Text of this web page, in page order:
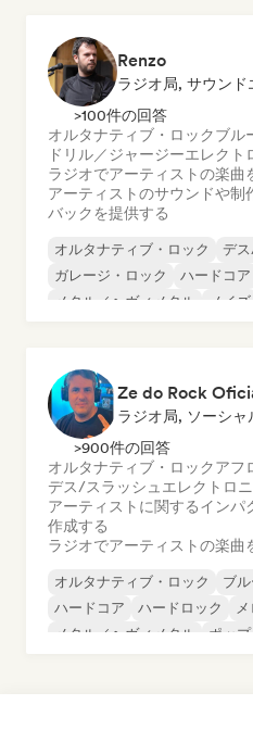
Renzo
ラジオ局, サウンド
>100件の回答
オルタナティブ・ロックブル
ドリル／ジャージーエレクト
ラジオでアーティストの楽曲
アーティストのサウンドや制
バックを提供する
オルタナティブ・ロック デ
ガレージ・ロック
ハードコア
メタル／ヘヴィメタル
ノイズ
Ze do Rock
>900件の回答
オルタナティブ・ロックアフ
デス/スラッシュ エレクトロ
アーティストに関するインパ
作成する
ラジオでアーティストの楽曲
オルタナティブ・ロック ブ
ハードコア
ハードロック
メタル／ヘヴィメタル
ポッ